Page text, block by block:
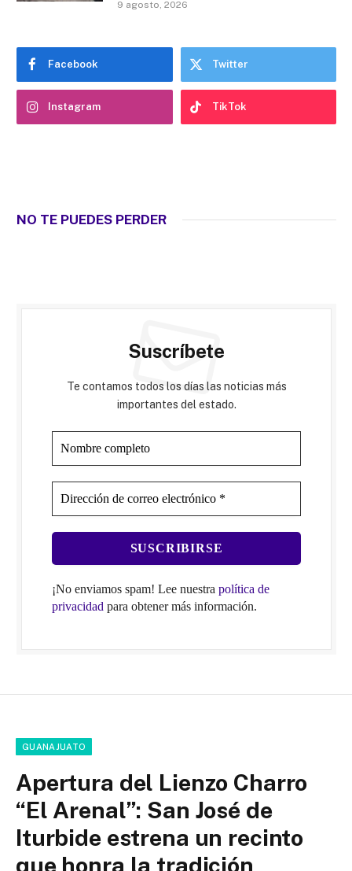
9 agosto, 2026
Facebook Twitter
Instagram TikTok
NO TE PUEDES PERDER
Suscríbete
Te contamos todos los días las noticias más
importantes del estado.
¡No enviamos spam! Lee nuestra política de
privacidad para obtener más información.
GUANAJUATO
Apertura del Lienzo Charro
“El Arenal”: San José de
Iturbide estrena un recinto
que honra la tradición